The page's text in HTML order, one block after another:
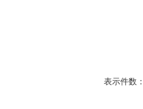
表示件数：